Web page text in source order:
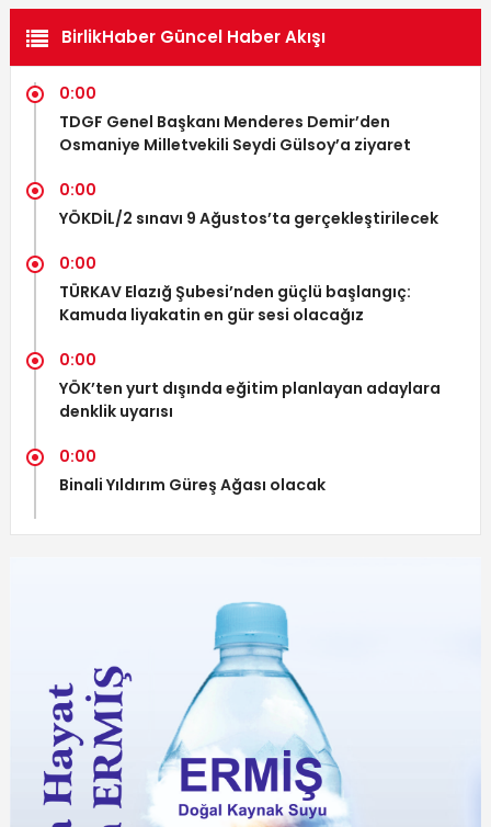
BirlikHaber Güncel Haber Akışı
0:00
TDGF Genel Başkanı Menderes Demir’den
Osmaniye Milletvekili Seydi Gülsoy’a ziyaret
0:00
YÖKDİL/2 sınavı 9 Ağustos’ta gerçekleştirilecek
0:00
TÜRKAV Elazığ Şubesi’nden güçlü başlangıç:
Kamuda liyakatin en gür sesi olacağız
0:00
YÖK’ten yurt dışında eğitim planlayan adaylara
denklik uyarısı
0:00
Binali Yıldırım Güreş Ağası olacak